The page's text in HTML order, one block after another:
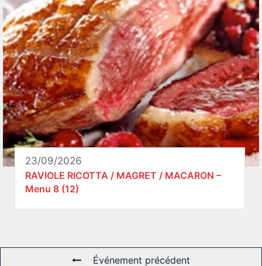
23/09/2026
RAVIOLE RICOTTA / MAGRET / MACARON –
Menu 8 (12)
Événement précédent